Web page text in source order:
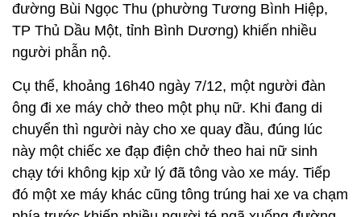
đường Bùi Ngọc Thu (phường Tương Bình Hiệp,
TP Thủ Dầu Một, tỉnh Bình Dương) khiến nhiều
người phẫn nộ.
Cụ thể, khoảng 16h40 ngày 7/12, một người đàn
ông đi xe máy chở theo một phụ nữ. Khi đang di
chuyển thì người này cho xe quay đầu, đúng lúc
này một chiếc xe đạp điện chở theo hai nữ sinh
chạy tới không kịp xử lý đã tông vào xe máy. Tiếp
đó một xe máy khác cũng tông trúng hai xe va chạm